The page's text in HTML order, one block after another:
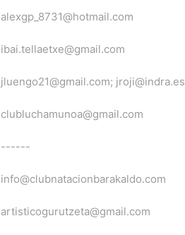
alexgp_8731@hotmail.com
ibai.tellaetxe@gmail.com
jluengo21@gmail.com; jroji@indra.es
clubluchamunoa@gmail.com
------
info@clubnatacionbarakaldo.com
artisticogurutzeta@gmail.com